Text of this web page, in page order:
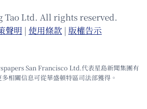
Tao Ltd. All rights reserved.
聲明 | 使⽤條款 | 版權告⽰
San Francisco Ltd.代表星島新聞集團有
相關信息可從華盛頓特區司法部獲得。